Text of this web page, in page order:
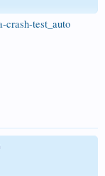
crash-test_auto